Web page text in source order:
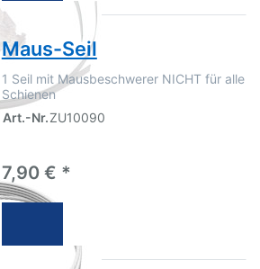
Maus-Seil
1 Seil mit Mausbeschwerer NICHT für alle
Schienen
Art.-Nr.ZU10090
7,90 € *